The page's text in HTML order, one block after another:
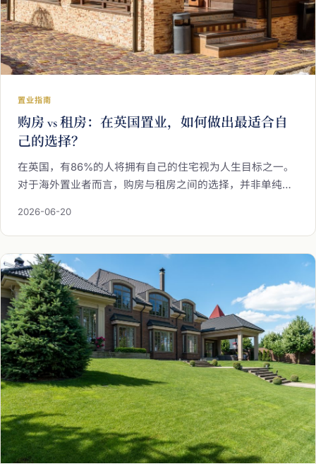
置业指南
购房 vs 租房：在英国置业，如何做出最适合自
己的选择？
在英国，有86%的人将拥有自己的住宅视为人生目标之一。
对于海外置业者而言，购房与租房之间的选择，并非单纯的
产积累等维度深入剖析，协助你厘清思路，做出最契合自身
处境的决策。
2026-06-20